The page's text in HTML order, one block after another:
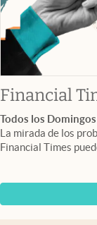
Financial
Todos los Domingos
La mirada de los
Financial Times